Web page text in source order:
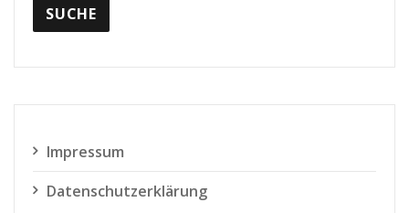
Impressum
Datenschutzerklärung